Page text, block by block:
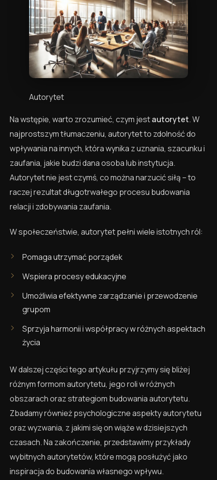
Autorytet
Na wstępie, warto zrozumieć, czym jestautorytet. W
najprostszym tłumaczeniu, autorytet to zdolność do
wpływania na innych, która wynika z uznania, szacunku i
zaufania, jakie budzi dana osoba lub instytucja.
Autorytet nie jest czymś, co można narzucić siłą – to
raczej rezultat długotrwałego procesu budowania
relacji i zdobywania zaufania.
W społeczeństwie, autorytet pełni wiele istotnych ról:
Pomaga utrzymać porządek
Wspiera procesy edukacyjne
Umożliwia efektywne zarządzanie i przewodzenie
grupom
Sprzyja harmonii i współpracy w różnych aspektach
życia
W dalszej części tego artykułu przyjrzymy się bliżej
różnym formom autorytetu, jego roli w różnych
obszarach oraz strategiom budowania autorytetu.
Zbadamy również psychologiczne aspekty autorytetu
oraz wyzwania, z jakimi się on wiąże w dzisiejszych
czasach. Na zakończenie, przedstawimy przykłady
wybitnych autorytetów, które mogą posłużyć jako
inspiracja do budowania własnego wpływu.